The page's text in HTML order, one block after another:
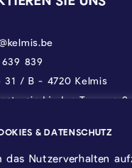
839
31 / B - 4720 Kelmis
sind jeden Tag von 9
& DATENSCHUTZ
Nutzerverhalten